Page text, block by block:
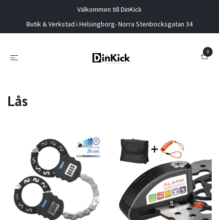
Välkommen till DinKick
Butik & Verkstad i Helsingborg- Norra Stenbocksgatan 34
0
Lås